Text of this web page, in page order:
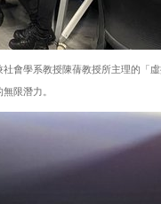
會學系教授陳蒨教授所主理的「
限潛力。